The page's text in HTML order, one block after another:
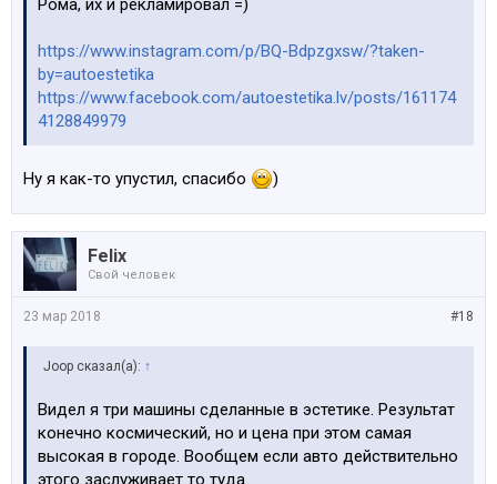
Рома, их и рекламировал =)
https://www.instagram.com/p/BQ-Bdpzgxsw/?taken-
by=autoestetika
https://www.facebook.com/autoestetika.lv/posts/161174
4128849979
Ну я как-то упустил, спасибо )
Felix
Свой человек
#18
23 мар 2018
Joop сказал(а): ↑
Видел я три машины сделанные в эстетике. Результат
конечно космический, но и цена при этом самая
высокая в городе. Вообщем если авто действительно
этого заслуживает то туда.